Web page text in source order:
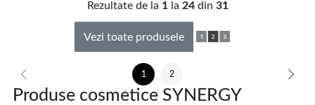
Rezultate de la 1la 24din 31
Vezi toate produsele
1 2
Produse cosmetice SYNERGY